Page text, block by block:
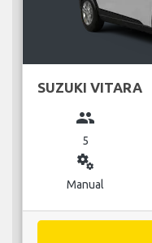
SUZUKI VITARA
group
5
miscellaneous_services
Manual